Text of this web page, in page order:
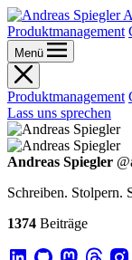
Produktmanagement
Menü
Produktmanagement
Lass uns sprechen
Andreas Spiegler
Schreiben. Stolpern.
1374 Beiträge